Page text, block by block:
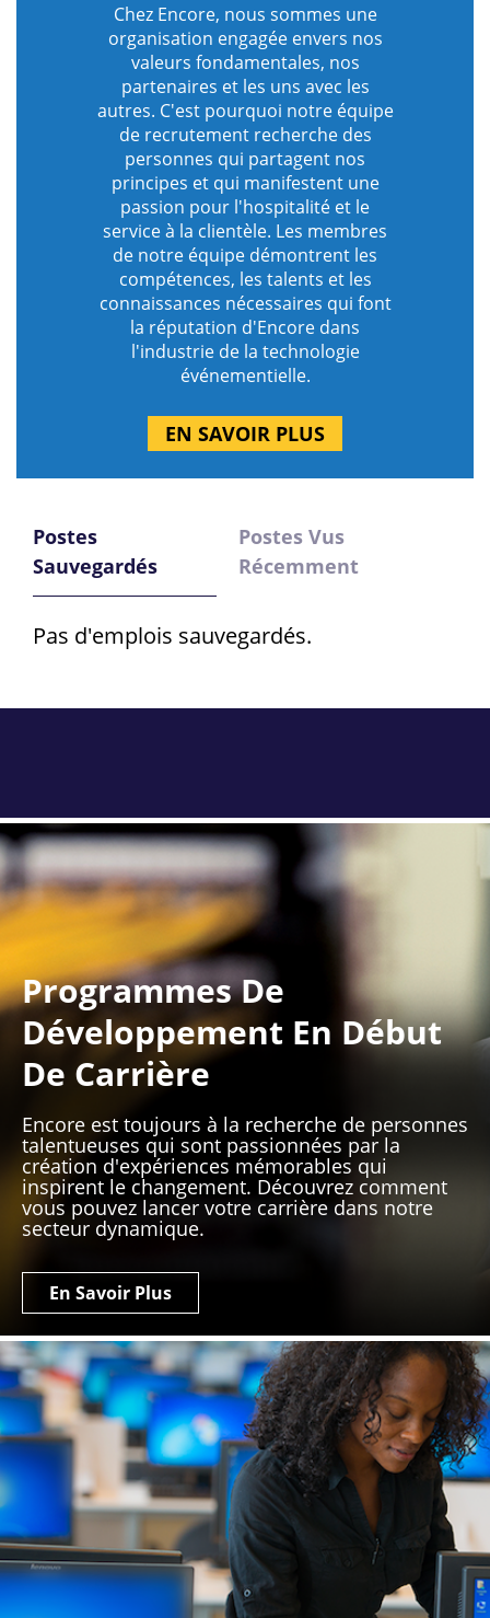
Chez Encore, nous sommes une
organisation engagée envers nos
valeurs fondamentales, nos
partenaires et les uns avec les
autres. C'est pourquoi notre équipe
de recrutement recherche des
personnes qui partagent nos
principes et qui manifestent une
passion pour l'hospitalité et le
service à la clientèle. Les membres
de notre équipe démontrent les
compétences, les talents et les
connaissances nécessaires qui font
la réputation d'Encore dans
l'industrie de la technologie
événementielle.
EN SAVOIR PLUS
Postes
Sauvegardés
Postes Vus
Récemment
Pas d'emplois sauvegardés.
Programmes De
Développement En Début
De Carrière
Encore est toujours à la recherche de personnes
talentueuses qui sont passionnées par la
création d'expériences mémorables qui
inspirent le changement. Découvrez comment
vous pouvez lancer votre carrière dans notre
secteur dynamique.
En Savoir Plus